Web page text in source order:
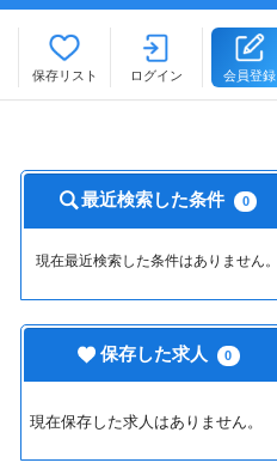
保存リスト ログイン 会員登録
最近検索した条件 0
現在最近検索した条件はありません。
保存した求人 0
現在保存した求人はありません。